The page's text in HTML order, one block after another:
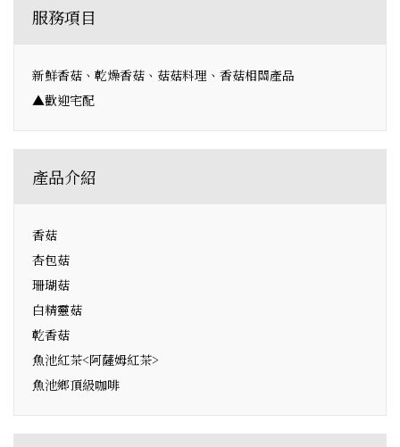
服務項目
新鮮香菇、乾燥香菇、菇菇料理、香菇相關產品
▲歡迎宅配
產品介紹
香菇
杏包菇
珊瑚菇
白精靈菇
乾香菇
魚池紅茶<阿薩姆紅茶>
魚池鄉頂級咖啡